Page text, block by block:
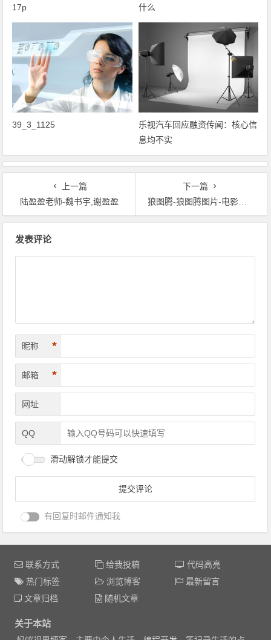
17p
什么
39_3_1125
乐视汽车回应融资传闻：核心信
息均不实
上一篇
陆盈盈老师-魏书宇,谢盈盈
下一篇
狼图腾-狼图腾图片-电影《狼图腾》
发表评论
昵称 *
邮箱 *
网址
QQ
滑动解锁才能提交
有回复时邮件通知我
联系方式 给我投稿
代码高亮
热门标签
浏览博客
最新留言
文章归档
随机文章
关于本站